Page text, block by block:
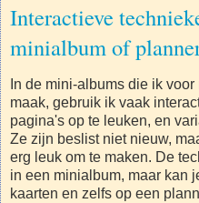
Interactieve
minialbum of
In de mini-albums die ik
maak, gebruik ik vaak
pagina's op te leuken, en
Ze zijn beslist niet nieuw,
erg leuk om te maken. De
in een minialbum, maar kan
kaarten en zelfs op een